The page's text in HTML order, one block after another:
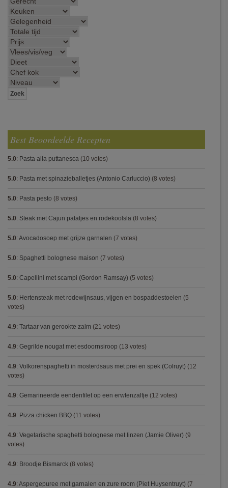
Best Beoordeelde Recepten
5.0: Pasta alla puttanesca (10 votes)
5.0: Pasta met spinazieballetjes (Antonio Carluccio) (8 votes)
5.0: Pasta pesto (8 votes)
5.0: Steak met Cajun patatjes en rodekoolsla (8 votes)
5.0: Avocadosoep met grijze garnalen (7 votes)
5.0: Spaghetti bolognese maison (7 votes)
5.0: Capellini met scampi (Gordon Ramsay) (5 votes)
5.0: Hertensteak met rodewijnsaus, vijgen en bospaddestoelen (5
votes)
4.9: Tartaar van gerookte zalm (21 votes)
4.9: Gegrilde nougat met esdoornsiroop (13 votes)
4.9: Volkorenspaghetti in mosterdsaus met prei en spek (Colruyt) (12
votes)
4.9: Gemarineerde eendenfilet op een erwtenzalfje (12 votes)
4.9: Pizza chicken BBQ (11 votes)
4.9: Vegetarische spaghetti bolognese met linzen (Jamie Oliver) (9
votes)
4.9: Broodje Bismarck (8 votes)
4.9: Aspergepuree met garnalen en zure room (Piet Huysentruyt) (7